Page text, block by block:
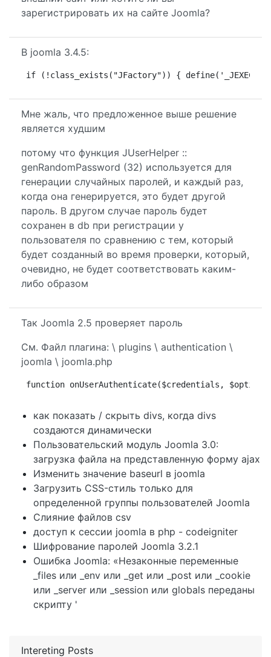
Intereting Posts
зарегистрировать их на сайте Joomla?
В joomla 3.4.5:
if (!class_exists("JFactory")) { define('_JEXEC',
Мне жаль, что предложенное выше решение
является худшим
потому что функция JUserHelper ::
genRandomPassword (32) используется для
генерации случайных паролей, и каждый раз,
когда она генерируется, это будет другой
пароль. В другом случае пароль будет
сохранен в db при регистрации у
пользователя по сравнению с тем, который
будет созданный во время проверки, который,
очевидно, не будет соответствовать каким-
либо образом
Так Joomla 2.5 проверяет пароль
См. Файл плагина: \ plugins \ authentication \
joomla \ joomla.php
function onUserAuthenticate($credentials,
как показать / скрыть divs, когда divs
создаются динамически
Пользовательский модуль Joomla 3.0:
загрузка файла на представленную форму ajax
Изменить значение baseurl в joomla
Загрузить CSS-стиль только для
определенной группы пользователей Joomla
Слияние файлов csv
доступ к сессии joomla в php - codeigniter
Шифрование паролей Joomla 3.2.1
Ошибка Joomla: «Незаконные переменные
_files или _env или _get или _post или _cookie
или _server или _session или globals переданы
скрипту '